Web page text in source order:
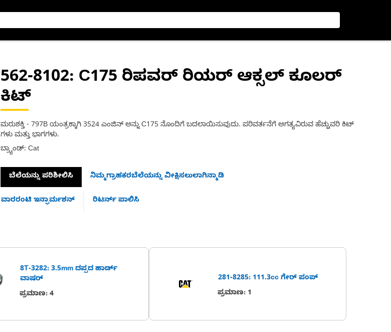
562-8102: C175 ರಿಪವರ್ ರಿಯರ್ ಆಕ್ಸಲ್ ಕೂಲರ್
ಕಿಟ್
ಮರುಶಕ್ತಿ - 797B ಯಂತ್ರಕ್ಕಾಗಿ 3524 ಎಂಜಿನ್ ಅನ್ನು C175 ನೊಂದಿಗೆ ಬದಲಾಯಿಸುವುದು. ಪರಿವರ್ತನೆಗೆ ಅಗತ್ಯವಿರುವ ಹೆಚ್ಚುವರಿ ಕಿಟ್
ಗಳು ಮತ್ತು ಭಾಗಗಳು.
ಬ್ರ್ಯಾಂಡ್: Cat
ಬೆಲೆಯನ್ನು ಪರಿಶೀಲಿಸಿ ನಿಮ್ಮಗ್ರಾಹಕರಬೆಲೆಯನ್ನು ವೀಕ್ಷಿಸಲುಲಾಗಿನ್ಮಾಡಿ
ವಾರರಂಟಿ ಇನ್ಫಾರ್ಮಶನ್ ರಿಟರ್ನ್ ಪಾಲಿಸಿ
8T-3282: 3.5mm ದಪ್ಪದ ಹಾರ್ಡ್
ವಾಷರ್
ಪ್ರಮಾಣ:4
281-8285: 111.3cc ಗೇರ್ ಪಂಪ್
ಪ್ರಮಾಣ: 1